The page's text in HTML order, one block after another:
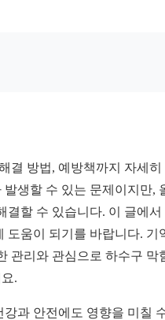
결 방법, 예방책까지 자세히
생할 수 있는 문제이지만,
결할 수 있습니다. 이 글에서
도움이 되기를 바랍니다. 기
관리와 관심으로 하수구 막
.
과 안전에도 영향을 미칠